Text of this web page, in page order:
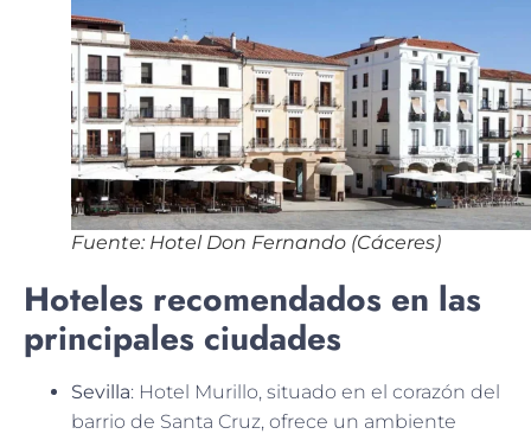
Fuente: Hotel Don Fernando (Cáceres)
Hoteles recomendados en las
principales ciudades
Sevilla: Hotel Murillo, situado en el corazón del
barrio de Santa Cruz, ofrece un ambiente